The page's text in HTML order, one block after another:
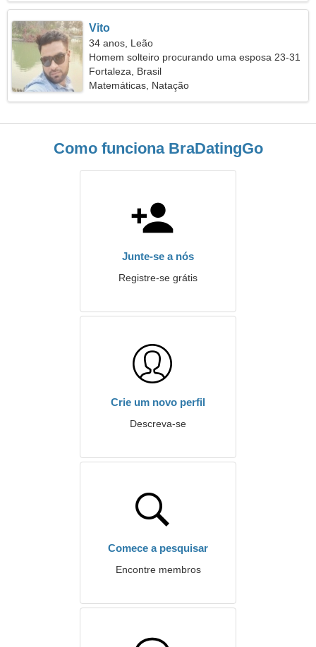
Vito
34 anos, Leão
Homem solteiro procurando uma esposa 23-31
Fortaleza, Brasil
Matemáticas, Natação
Como funciona BraDatingGo
Junte-se a nós
Registre-se grátis
Crie um novo perfil
Descreva-se
Comece a pesquisar
Encontre membros